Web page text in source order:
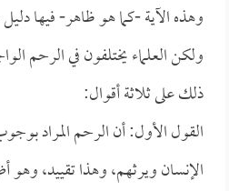
وهذه الآية -كما هو ظاهر- فيها
ولكن العلماء يختلفون في الرحم
ذلك على ثلاثة أقوال:
القول الأول: أن الرحم المراد
الإنسان ويرثهم، وهذا تقييد، وهو